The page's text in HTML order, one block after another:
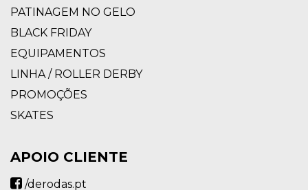
PATINAGEM NO GELO
BLACK FRIDAY
EQUIPAMENTOS
LINHA / ROLLER DERBY
PROMOÇÕES
SKATES
APOIO CLIENTE
/derodas.pt